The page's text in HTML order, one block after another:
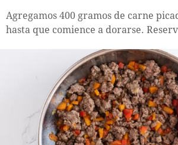
Agregamos 400 gramos de carne
hasta que comience a dorarse.